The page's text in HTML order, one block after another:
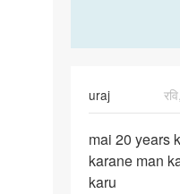
uraj
mai
20
years
mai 20 years
karane man
karu